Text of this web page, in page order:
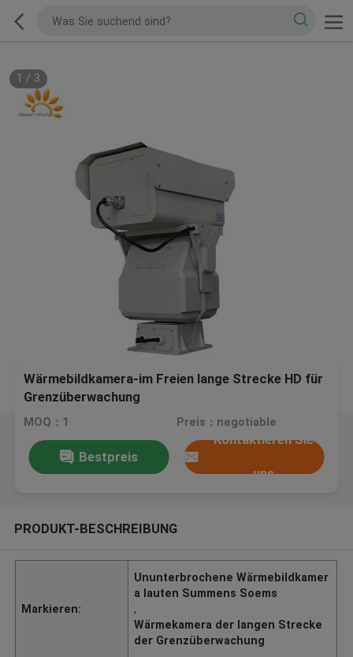
1 / 3
Wärmebildkamera-im Freien lange Strecke HD für
Grenzüberwachung
MOQ：1 Preis：negotiable
Bestpreis
Kontaktieren Sie
uns
PRODUKT-BESCHREIBUNG
Markieren:
Ununterbrochene Wärmebildkamer
a lauten Summens Soems
,
Wärmekamera der langen Strecke
der Grenzüberwachung